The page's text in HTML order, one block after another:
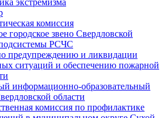
комиссия
городское звено Свердловской
РСЧС
предупреждению и ликвидации
ситуаций и обеспечению пожарной
информационно-образовательный
области
комиссия по профилактике